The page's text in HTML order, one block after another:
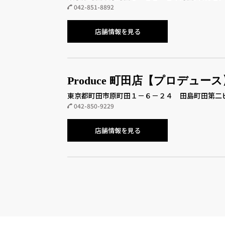
042-851-8892
店舗情報を見る
Produce 町田店【プロデュース
東京都町田市原町田１－６－２４ 田島町田第二
042-850-9229
店舗情報を見る